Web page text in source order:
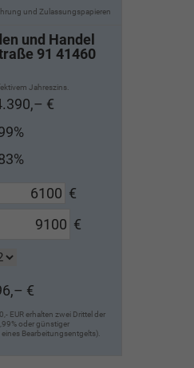
und Zulassungspapieren
und Handel
91 41460
Jahreszins.
€
€
€
€
EUR erhalten zwei Drittel der
oder günstiger
Bearbeitungsentgelts).